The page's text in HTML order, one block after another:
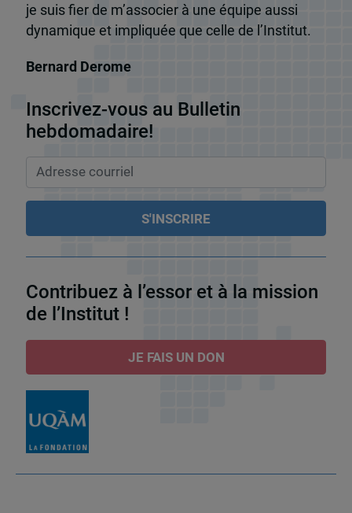
je suis fier de m’associer à une équipe aussi
dynamique et impliquée que celle de l’Institut.
Bernard Derome
Inscrivez-vous au Bulletin
hebdomadaire!
Contribuez à l’essor et à la mission
de l’Institut !
JE FAIS UN DON